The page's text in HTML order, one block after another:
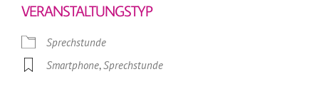
VERANSTALTUNGSTYP
Sprechstunde
Smartphone,Sprechstunde